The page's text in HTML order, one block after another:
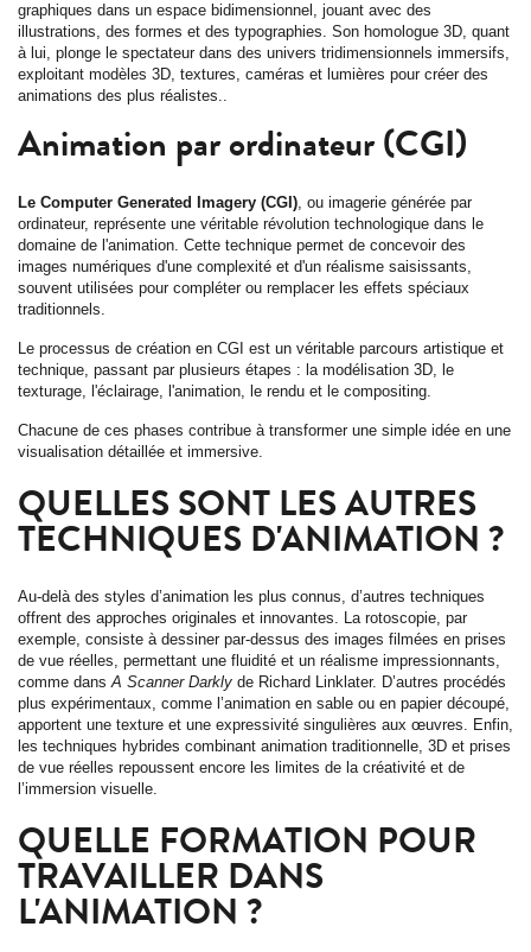
graphiques dans un espace bidimensionnel, jouant avec des
illustrations, des formes et des typographies. Son homologue 3D, quant
à lui, plonge le spectateur dans des univers tridimensionnels immersifs,
exploitant modèles 3D, textures, caméras et lumières pour créer des
animations des plus réalistes..
Animation par ordinateur (CGI)
Le Computer Generated Imagery (CGI), ou imagerie générée par
ordinateur, représente une véritable révolution technologique dans le
domaine de l'animation. Cette technique permet de concevoir des
images numériques d'une complexité et d'un réalisme saisissants,
souvent utilisées pour compléter ou remplacer les effets spéciaux
traditionnels.
Le processus de création en CGI est un véritable parcours artistique et
technique, passant par plusieurs étapes : la modélisation 3D, le
texturage, l'éclairage, l'animation, le rendu et le compositing.
Chacune de ces phases contribue à transformer une simple idée en une
visualisation détaillée et immersive.
QUELLES SONT LES AUTRES
TECHNIQUES D'ANIMATION ?
Au-delà des styles d’animation les plus connus, d’autres techniques
offrent des approches originales et innovantes. La rotoscopie, par
exemple, consiste à dessiner par-dessus des images filmées en prises
de vue réelles, permettant une fluidité et un réalisme impressionnants,
comme dansA Scanner Darkly de Richard Linklater. D’autres procédés
plus expérimentaux, comme l’animation en sable ou en papier découpé,
apportent une texture et une expressivité singulières aux œuvres. Enfin,
les techniques hybrides combinant animation traditionnelle, 3D et prises
de vue réelles repoussent encore les limites de la créativité et de
l’immersion visuelle.
QUELLE FORMATION POUR
TRAVAILLER DANS
L'ANIMATION ?